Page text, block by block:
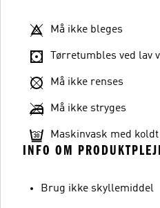
Må ikke bleges
Tørretumbles ved lav
Må ikke renses
Må ikke stryges
Maskinvask med
INFO OM
Brug ikke skyllemiddel